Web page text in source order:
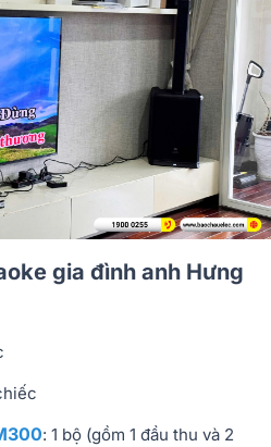
gia đình anh Hưng
: 1 bộ (gồm 1 đầu thu và 2